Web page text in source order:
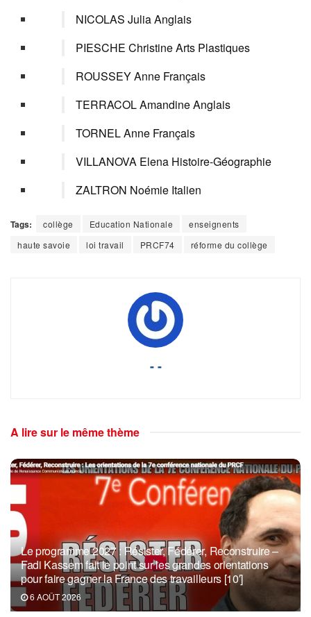
NICOLAS Julia Anglais
PIESCHE Christine Arts Plastiques
ROUSSEY Anne Français
TERRACOL Amandine Anglais
TORNEL Anne Français
VILLANOVA Elena Histoire-Géographie
ZALTRON Noémie Italien
Tags: collège Education Nationale
enseignents
haute savoie
loi travail PRCF74 réforme du collège
- -
A lire sur le même thème
Le programme 2027 : Résister, Fédérer, Reconstruire –
Fadi Kassem fait le point sur les grandes orientations
pour faire gagner la France des travailleurs [10′]
6 AOÛT 2026